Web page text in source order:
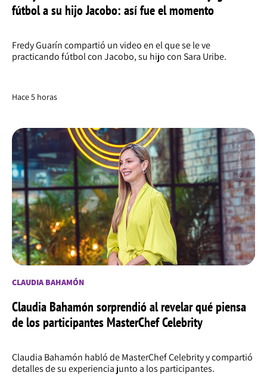
fútbol a su hijo Jacobo: así fue el momento
Fredy Guarín compartió un video en el que se le ve
practicando fútbol con Jacobo, su hijo con Sara Uribe.
Hace 5 horas
CLAUDIA BAHAMÓN
Claudia Bahamón sorprendió al revelar qué piensa
de los participantes MasterChef Celebrity
Claudia Bahamón habló de MasterChef Celebrity y compartió
detalles de su experiencia junto a los participantes.